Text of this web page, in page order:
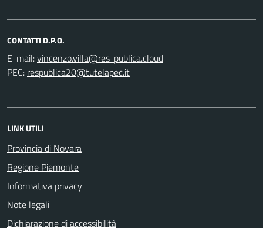
CONTATTI D.P.O.
E-mail:
PEC:
LINK UTILI
Provincia di Novara
Regione Piemonte
Informativa privacy
Note legali
Dichiarazione di accessibilità